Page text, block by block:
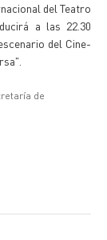
del Teatro
a las 22.30
del Cine-
de